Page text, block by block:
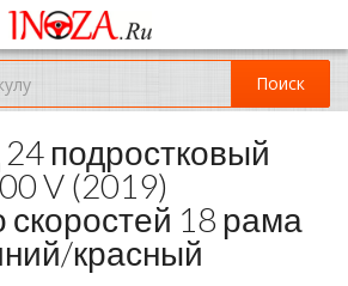
(KRD) Куликова Поля 2 (магазин
8-(967)-300-69-11
Поиск
подростковый
V (2019)
скоростей 18 рама
красный